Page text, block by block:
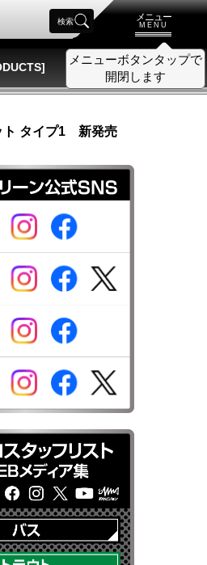
メニュー
MENU
メニューボタンタップで
開閉します
検索
ト タイプ1 新発売